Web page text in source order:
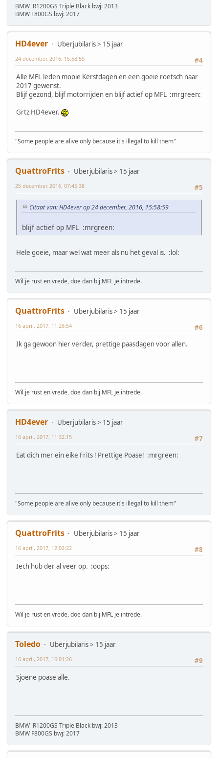
BMW R1200GS Triple Black bwj: 2013
BMW F800GS bwj: 2017
HD4ever
Uberjubilaris > 15 jaar
#4
24 december, 2016, 15:58:59
Alle MFL leden mooie Kerstdagen en een goeie roetsch naar
2017 gewenst.
Blijf gezond, blijf motorrijden en blijf actief op MFL :mrgreen:
Grtz HD4ever.
"Some people are alive only because it's illegal to kill them"
QuattroFrits
Uberjubilaris > 15 jaar
#5
25 december, 2016, 07:45:38
Citaat van: HD4ever op 24 december, 2016, 15:58:59
blijf actief op MFL :mrgreen:
Hele goeie, maar wel wat meer als nu het geval is. :lol:
Wil je rust en vrede, doe dan bij MFL je intrede.
QuattroFrits
Uberjubilaris > 15 jaar
#6
16 april, 2017, 11:26:54
Ik ga gewoon hier verder, prettige paasdagen voor allen.
Wil je rust en vrede, doe dan bij MFL je intrede.
HD4ever
Uberjubilaris > 15 jaar
#7
16 april, 2017, 11:32:15
Eat dich mer ein eike Frits ! Prettige Poase! :mrgreen:
"Some people are alive only because it's illegal to kill them"
QuattroFrits
Uberjubilaris > 15 jaar
#8
16 april, 2017, 12:02:22
Iech hub der al veer op. :oops:
Wil je rust en vrede, doe dan bij MFL je intrede.
Toledo
Uberjubilaris > 15 jaar
#9
16 april, 2017, 16:01:26
Sjoene poase alle.
BMW R1200GS Triple Black bwj: 2013
BMW F800GS bwj: 2017